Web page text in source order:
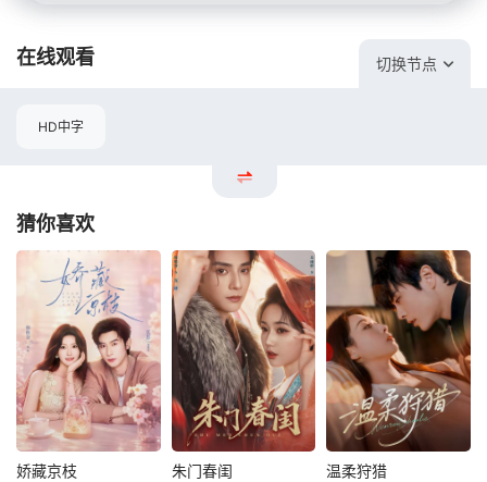
在线观看 切换节点
HD中字
猜你喜欢
娇藏京枝 朱门春闺 温柔狩猎